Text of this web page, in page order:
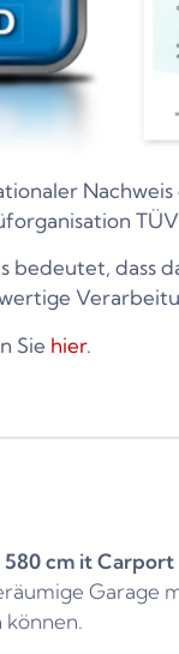
bedeutet, dass
Sie hier.
580 cm it
Garage